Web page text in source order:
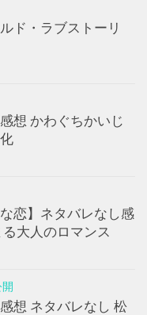
ド・ラブストーリ
想 かわぐちかいじ
恋】ネタバレなし感
大人のロマンス
想 ネタバレなし 松